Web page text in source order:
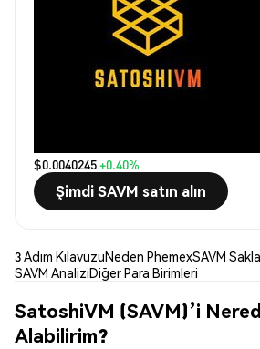
$0.0040245+0.40%
Şimdi SAVM satın alın
3 Adım KılavuzuNeden PhemexSAVM
SAVM AnaliziDiğer Para Birimleri
SatoshiVM (SAVM)’i
Alabilirim?